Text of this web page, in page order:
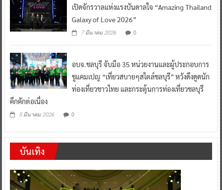
เปิดจักรวาลแห่งแรงบันดาลใจ “Amazing Thailand
Galaxy of Love 2026”
7 มีนาคม 2026 0
อบจ.ชลบุรี จับมือ 35 หน่วยงานและผู้ประกอบการ
ชูแคมเปญ “เที่ยวสบายๆสไตล์ชลบุรี” หวังดึงดูดนัก
ท่องเที่ยวชาวไทย และกระตุ้นการท่องเที่ยวชลบุรี
คึกคักต่อเนื่อง
5 มีนาคม 2026 0
บันเทิง